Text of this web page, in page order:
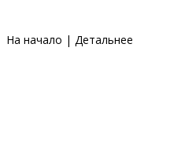
На начало | Детальнее